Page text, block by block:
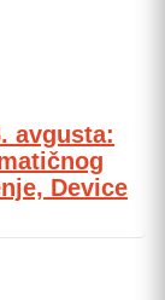
avgusta:
Device